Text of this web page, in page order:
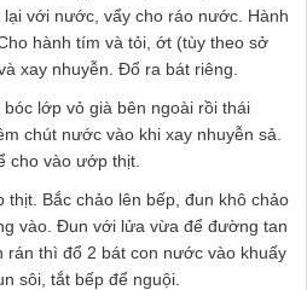
với nước, vẩy cho ráo nước. Hành
hành tím và tỏi, ớt (tùy theo sở
xay nhuyễn. Đổ ra bát riêng.
lớp vỏ già bên ngoài rồi thái
chút nước vào khi xay nhuyễn sả.
cho vào ướp thịt.
Bắc chảo lên bếp, đun khô chảo
vào. Đun với lửa vừa để đường tan
rán thì đổ 2 bát con nước vào khuấy
sôi, tắt bếp để nguội.